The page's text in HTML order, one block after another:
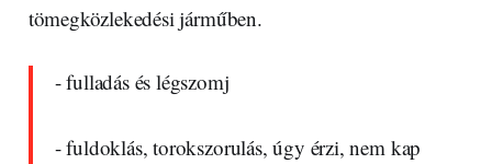
tömegközlekedési járműben.
- fulladás és légszomj
- fuldoklás, torokszorulás, úgy érzi, nem kap